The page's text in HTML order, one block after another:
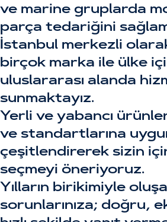
ve marine gruplarda
parça tedariğini
İstanbul merkezli
birçok marka ile ülke
uluslararası alanda
sunmaktayız.
Yerli ve yabancı
ve standartlarına
çeşitlendirerek sizin
seçmeyi öneriyoruz.
Yılların birikimiyle
sorunlarınıza; doğru,